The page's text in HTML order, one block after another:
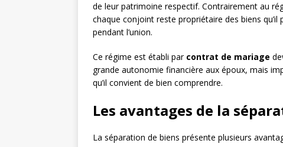
de leur patrimoine respectif. Contrairement au
chaque conjoint reste propriétaire des biens
pendant l’union.
Ce régime est établi par contrat de mariage
grande autonomie financière aux époux, mais
qu’il convient de bien comprendre.
Les avantages de la
La séparation de biens présente plusieurs